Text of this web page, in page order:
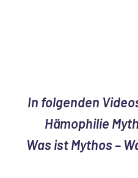
In folgenden
Hämophilie
Was ist Mythos –